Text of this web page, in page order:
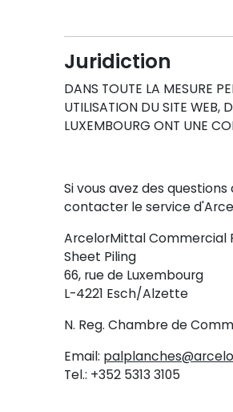
Juridiction
DANS TOUTE LA MESURE
UTILISATION DU SITE WEB,
LUXEMBOURG ONT UNE
Si vous avez des
contacter le service
ArcelorMittal Commercial
Sheet Piling
66, rue de Luxembourg
L-4221 Esch/Alzette
N. Reg. Chambre de
Email:
Tel.: +352 5313 3105